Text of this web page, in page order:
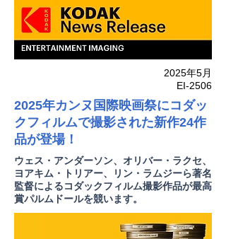
2025年5月
EI-2506
2025年カンヌ国際映画祭にコダッ
クフィルムで撮影された新作24作
品が登場！
ウェス・アンダーソン、オリバー・ラクセ、
ヨアキム・トリアー、リン・ラムジーら著名
監督によるコダックフィルム撮影作品が最高
賞パルムドールを競います。